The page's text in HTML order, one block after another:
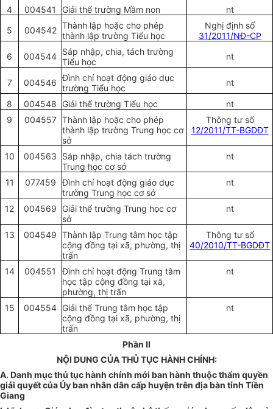
4 004541 Giải thể trường Mầm non
nt
5
004542 Thành lập hoặc cho phép
thành lập trường Tiểu học
Nghị định số
31/2011/NĐ-CP
6
004544 Sáp nhập, chia, tách trường
Tiểu học
nt
7 004546 Đình chỉ hoạt động giáo dục
trường Tiểu học
nt
8 004548 Giải thể trường Tiểu học
nt
9
004557 Thành lập hoặc cho phép
thành lập trường Trung học cơ
sở
Thông tư số
12/2011/TT-BGDĐT
10 004563
Sáp nhập, chia tách trường
Trung học cơ sở
nt
11 077459
Đình chỉ hoạt động giáo dục
trường Trung học cơ sở
nt
12 004569 Giải thể trường Trung học cơ
sở
nt
13 004549 Thành lập Trung tâm học tập
cộng đồng tại xã, phường, thị
trấn
Thông tư số
40/2010/TT-BGDĐT
14 004551
Đình chỉ hoạt động Trung tâm
học tập cộng đồng tại xã,
phường, thị trấn
nt
15 004554 Giải thể Trung tâm học tập
cộng đồng tại xã, phường, thị
trấn
nt
Phần II
NỘI DUNG CỦA THỦ TỤC HÀNH CHÍNH:
A. Danh mục thủ tục hành chính mới ban hành thuộc thẩm quyền
giải quyết của Ủy ban nhân dân cấp huyện trên địa bàn tỉnh Tiền
Giang